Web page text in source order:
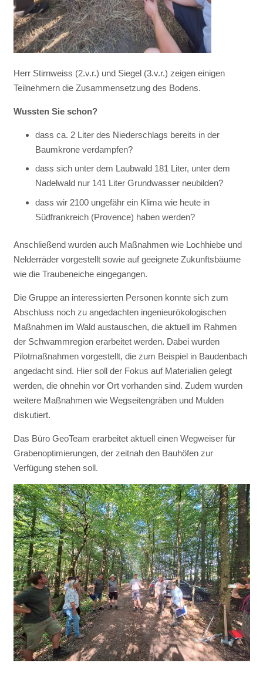
Herr Stirnweiss (2.v.r.) und Siegel (3.v.r.) zeigen einigen
Teilnehmern die Zusammensetzung des Bodens.
Wussten Sie schon?
dass ca. 2 Liter des Niederschlags bereits in der
Baumkrone verdampfen?
dass sich unter dem Laubwald 181 Liter, unter dem
Nadelwald nur 141 Liter Grundwasser neubilden?
dass wir 2100 ungefähr ein Klima wie heute in
Südfrankreich (Provence) haben werden?
Anschließend wurden auch Maßnahmen wie Lochhiebe und
Nelderräder vorgestellt sowie auf geeignete Zukunftsbäume
wie die Traubeneiche eingegangen.
Die Gruppe an interessierten Personen konnte sich zum
Abschluss noch zu angedachten ingenieurökologischen
Maßnahmen im Wald austauschen, die aktuell im Rahmen
der Schwammregion erarbeitet werden. Dabei wurden
Pilotmaßnahmen vorgestellt, die zum Beispiel in Baudenbach
angedacht sind. Hier soll der Fokus auf Materialien gelegt
werden, die ohnehin vor Ort vorhanden sind. Zudem wurden
weitere Maßnahmen wie Wegseitengräben und Mulden
diskutiert.
Das Büro GeoTeam erarbeitet aktuell einen Wegweiser für
Grabenoptimierungen, der zeitnah den Bauhöfen zur
Verfügung stehen soll.